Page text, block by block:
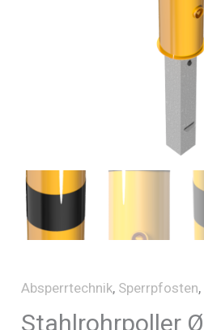
Absperrtechnik, Sperrpfosten,
Stahlrohrpoller